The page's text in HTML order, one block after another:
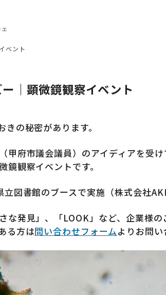
エ
ベント
｜顕微鏡観察イベント
きの秘密があります。
甲府市議会議員）のアイディアを受
鏡観察イベントです。
図書館のブースで実施（株式会社
な発見」、「LOOK」など、企業様
る方は問い合わせフォームよりお問い